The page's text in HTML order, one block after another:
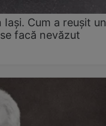
Cum a reușit un
facă nevăzut